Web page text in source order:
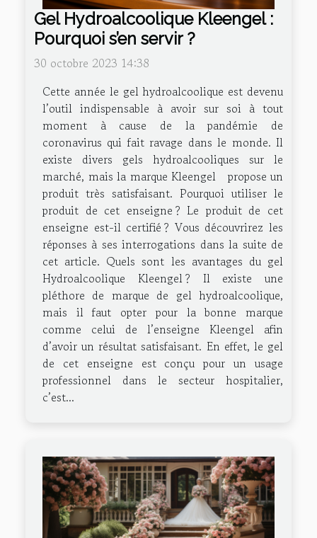
Gel Hydroalcoolique Kleengel :
Pourquoi s’en servir ?
30 octobre 2023 14:38
Cette année le gel hydroalcoolique est devenu
l’outil indispensable à avoir sur soi à tout
moment à cause de la pandémie de
coronavirus qui fait ravage dans le monde. Il
existe divers gels hydroalcooliques sur le
marché, mais la marque Kleengel propose un
produit très satisfaisant. Pourquoi utiliser le
produit de cet enseigne ? Le produit de cet
enseigne est-il certifié ? Vous découvrirez les
réponses à ses interrogations dans la suite de
cet article. Quels sont les avantages du gel
Hydroalcoolique Kleengel ? Il existe une
pléthore de marque de gel hydroalcoolique,
mais il faut opter pour la bonne marque
comme celui de l’enseigne Kleengel afin
d’avoir un résultat satisfaisant. En effet, le gel
de cet enseigne est conçu pour un usage
professionnel dans le secteur hospitalier,
c’est...